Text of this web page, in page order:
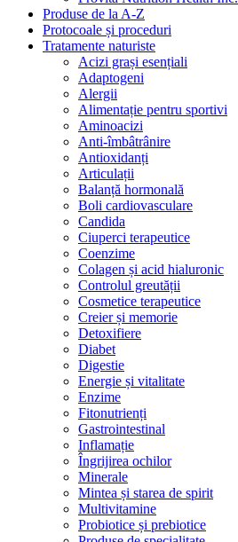
Produse de la A-Z
Protocoale și proceduri
Tratamente naturiste
Acizi grași esențiali
Adaptogeni
Alergii
Alimentație pentru sportivi
Aminoacizi
Anti-îmbâtrânire
Antioxidanți
Articulații
Balanță hormonală
Boli cardiovasculare
Candida
Ciuperci terapeutice
Coenzime
Colagen și acid hialuronic
Controlul greutății
Cosmetice terapeutice
Creier și memorie
Detoxifiere
Diabet
Digestie
Energie și vitalitate
Enzime
Fitonutrienți
Gastrointestinal
Inflamație
Îngrijirea ochilor
Minerale
Mintea și starea de spirit
Multivitamine
Probiotice și prebiotice